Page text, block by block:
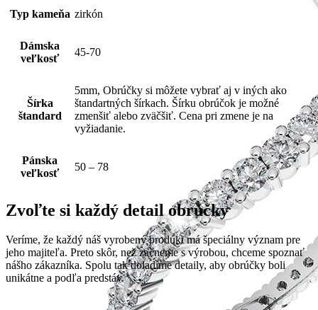
Typ kameňa zirkón
Dámska
veľkosť
45-70
Šírka
štandard
5mm, Obrúčky si môžete vybrať aj v iných ako
štandartných šírkach. Šírku obrúčok je možné
zmenšiť alebo zväčšiť. Cena pri zmene je na
vyžiadanie.
Pánska
veľkosť
50 – 78
Zvoľte si každý detail obrúčky
Veríme, že každý náš vyrobený produkt má špeciálny význam pre
jeho majiteľa. Preto skôr, než začneme s výrobou, chceme spoznať
nášho zákazníka. Spolu tak doladíme detaily, aby obrúčky boli
unikátne a podľa predstáv.